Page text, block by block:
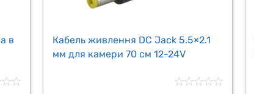
в
Кабель живлення DC Jack 5.5×2.1
мм для камери 70 см 12-24V